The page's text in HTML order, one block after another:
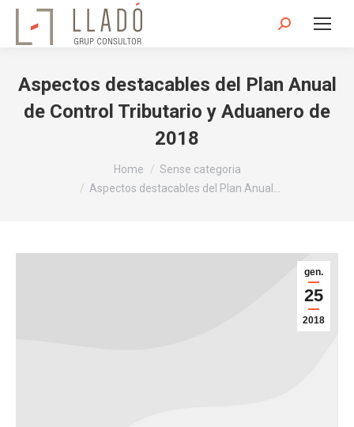
Search:
Aspectos destacables del Plan Anual
de Control Tributario y Aduanero de
2018
Home
Sense categoria
Aspectos destacables del Plan Anual…
gen.
25
2018